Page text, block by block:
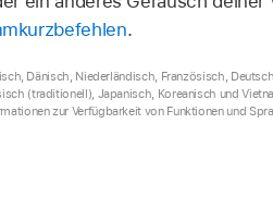
.
Dänisch, Niederländisch, Französisch,
(traditionell), Japanisch, Koreanisch und
zur Verfügbarkeit von Funktionen und